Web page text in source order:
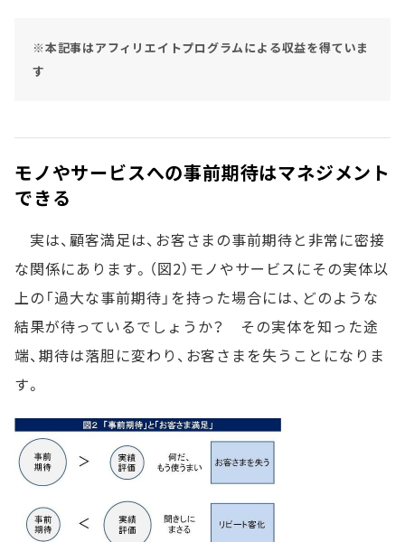
※本記事はアフィリエイトプログラムによる収益を得ていま
す
モノやサービスへの事前期待はマネジメント
できる
実は、顧客満足は、お客さまの事前期待と非常に密接
な関係にあります。（図2）モノやサービスにその実体以
上の「過大な事前期待」を持った場合には、どのような
結果が待っているでしょうか？ その実体を知った途
端、期待は落胆に変わり、お客さまを失うことになりま
す。